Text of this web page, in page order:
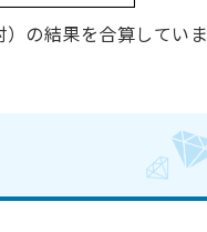
の結果を合算していま